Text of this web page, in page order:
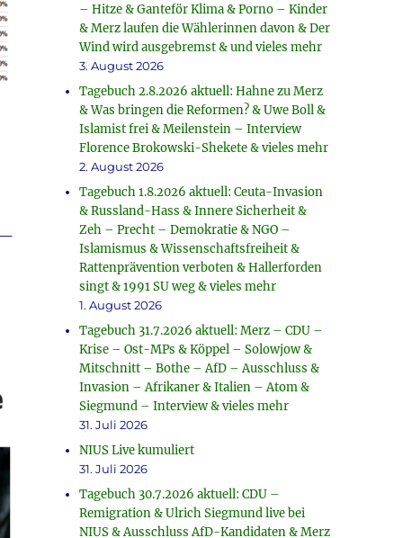
– Hitze & Ganteför Klima & Porno – Kinder
& Merz laufen die Wählerinnen davon & Der
Wind wird ausgebremst & und vieles mehr
3. August 2026
Tagebuch 2.8.2026 aktuell: Hahne zu Merz
& Was bringen die Reformen? & Uwe Boll &
Islamist frei & Meilenstein – Interview
Florence Brokowski-Shekete & vieles mehr
2. August 2026
Tagebuch 1.8.2026 aktuell: Ceuta-Invasion
& Russland-Hass & Innere Sicherheit &
Zeh – Precht – Demokratie & NGO –
Islamismus & Wissenschaftsfreiheit &
Rattenprävention verboten & Hallerforden
singt & 1991 SU weg & vieles mehr
1. August 2026
Tagebuch 31.7.2026 aktuell: Merz – CDU –
Krise – Ost-MPs & Köppel – Solowjow &
Mitschnitt – Bothe – AfD – Ausschluss &
Invasion – Afrikaner & Italien – Atom &
Siegmund – Interview & vieles mehr
31. Juli 2026
NIUS Live kumuliert
31. Juli 2026
Tagebuch 30.7.2026 aktuell: CDU –
Remigration & Ulrich Siegmund live bei
NIUS & Ausschluss AfD-Kandidaten & Merz